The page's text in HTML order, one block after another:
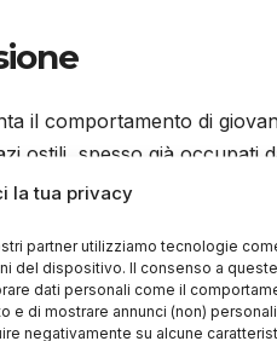
la tua privacy
partner utilizziamo tecnologie
del dispositivo. Il consenso a
dati personali come il
e di mostrare annunci (non)
negativamente su alcune
il comportamento di
ostili, spesso già occupati
, ma anche una riflessione
nei nostri territori, ma
corso di tre anni ha